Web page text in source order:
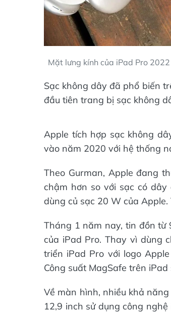
Mặt lưng kính của iPad Pro
Sạc không dây đã phổ biến
đầu tiên trang bị sạc không
Apple tích hợp sạc không
vào năm 2020 với hệ thống
Theo Gurman, Apple đang
chậm hơn so với sạc có
dùng củ sạc 20 W của
Tháng 1 năm nay, tin đồn từ
của iPad Pro. Thay vì dùng
triển iPad Pro với logo
Công suất MagSafe trên iPad
Về màn hình, nhiều khả
12,9 inch sử dụng công